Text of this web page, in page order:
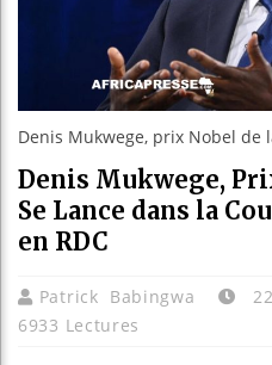
Denis Mukwege, prix Nobel de
Denis Mukwege,
Se Lance dans la
en RDC
Patrick Babingwa
6933 Lectures